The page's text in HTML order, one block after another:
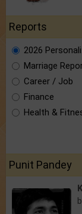
Reports
2026
Marriage
Career / Job
Finance
Health &
Punit Pandey